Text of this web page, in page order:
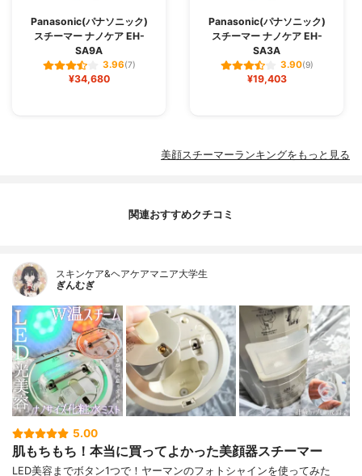
Panasonic(パナソニック)
スチーマー ナノケア EH-
SA9A
3.96(7)
¥34,680
Panasonic(パナソニック)
スチーマー ナノケア EH-
SA3A
3.90(9)
¥19,403
美顔スチーマーランキングをもっと見る
関連おすすめクチコミ
スキンケア&ヘアケアマニア大学生
ぎんむぎ
5.00
肌もちもち！本当に買ってよかった美顔器スチーマー
LED美容までボタン1つで！ヤーマンのフォトシャインを使ってみた